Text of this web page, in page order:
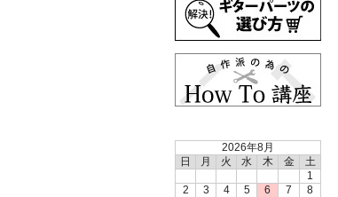
2026年8月
日
月 火 水 木 金
土
1
2
3 4 5 6 7
8